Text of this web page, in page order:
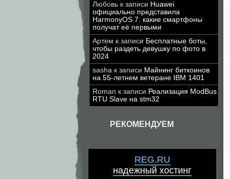
Любовь к записи Huawei
официально представила
HarmonyOS 7: какие смартфоны
получат её первыми
Артем к записи Бесплатные боты,
чтобы раздеть девушку по фото в
2024
sasha к записи Майнинг биткоинов
на 55-летнем ветеране IBM 1401
Roman к записи Реализация ModBus
RTU Slave на stm32
РЕКОМЕНДУЕМ
REG.RU
надежный хостинг